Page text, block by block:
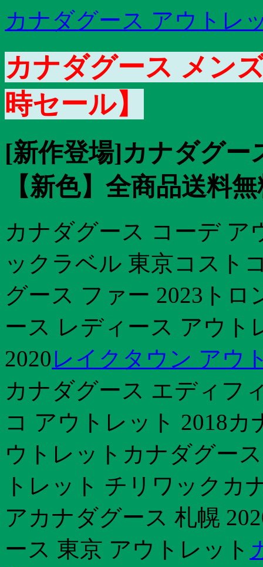
カナダグース アウトレ
カナダグース メン
時セール】
[新作登場]カナダグー
【新色】全商品送料
カナダグース コーデ
ックラベル 東京コスト
グース ファー 2023ト
ース レディース アウト
2020レイクタウン アウ
カナダグース エディフ
コ アウトレット 2018
ウトレットカナダグー
トレット チリワックカ
アカナダグース 札幌
ース 東京 アウトレット